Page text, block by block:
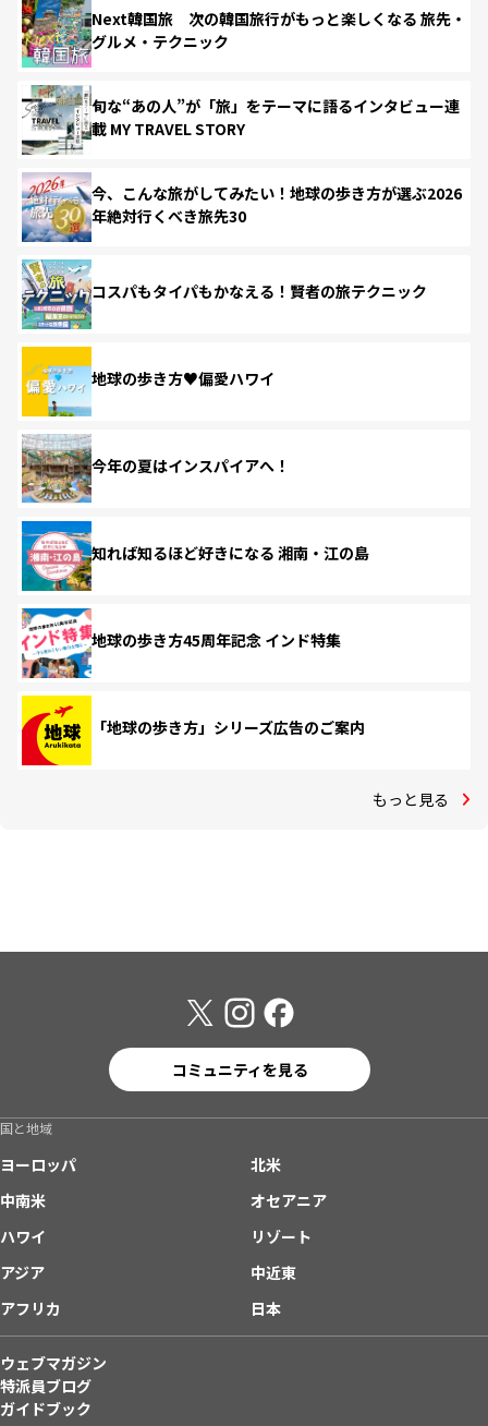
Next韓国旅 次の韓国旅行がもっと楽しくなる 旅先・
グルメ・テクニック
旬な“あの人”が「旅」をテーマに語るインタビュー連
載 MY TRAVEL STORY
今、こんな旅がしてみたい！地球の歩き方が選ぶ2026
年絶対行くべき旅先30
コスパもタイパもかなえる！賢者の旅テクニック
地球の歩き方♥偏愛ハワイ
今年の夏はインスパイアへ！
知れば知るほど好きになる 湘南・江の島
地球の歩き方45周年記念 インド特集
「地球の歩き方」シリーズ広告のご案内
もっと見る
コミュニティを見る
国と地域
ヨーロッパ
北米
中南米
オセアニア
ハワイ
リゾート
アジア
中近東
アフリカ
日本
ウェブマガジン
特派員ブログ
ガイドブック